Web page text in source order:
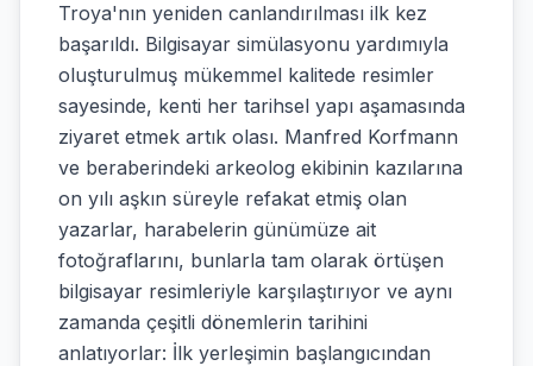
Troya'nın yeniden canlandırılması ilk kez
başarıldı. Bilgisayar simülasyonu yardımıyla
oluşturulmuş mükemmel kalitede resimler
sayesinde, kenti her tarihsel yapı aşamasında
ziyaret etmek artık olası. Manfred Korfmann
ve beraberindeki arkeolog ekibinin kazılarına
on yılı aşkın süreyle refakat etmiş olan
yazarlar, harabelerin günümüze ait
fotoğraflarını, bunlarla tam olarak örtüşen
bilgisayar resimleriyle karşılaştırıyor ve aynı
zamanda çeşitli dönemlerin tarihini
anlatıyorlar: İlk yerleşimin başlangıcından